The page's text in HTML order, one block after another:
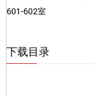
601-602室
下载目录